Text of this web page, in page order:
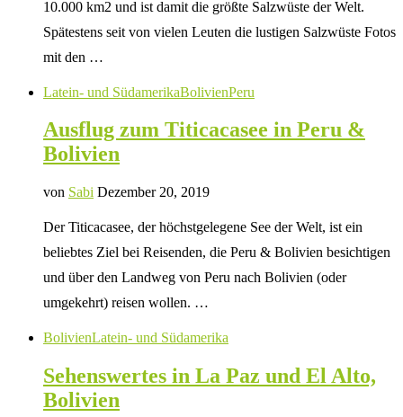
10.000 km2 und ist damit die größte Salzwüste der Welt.
Spätestens seit von vielen Leuten die lustigen Salzwüste Fotos
mit den …
Latein- und SüdamerikaBolivienPeru
Ausflug zum Titicacasee in Peru &
Bolivien
von Sabi Dezember 20, 2019
Der Titicacasee, der höchstgelegene See der Welt, ist ein
beliebtes Ziel bei Reisenden, die Peru & Bolivien besichtigen
und über den Landweg von Peru nach Bolivien (oder
umgekehrt) reisen wollen. …
BolivienLatein- und Südamerika
Sehenswertes in La Paz und El Alto,
Bolivien